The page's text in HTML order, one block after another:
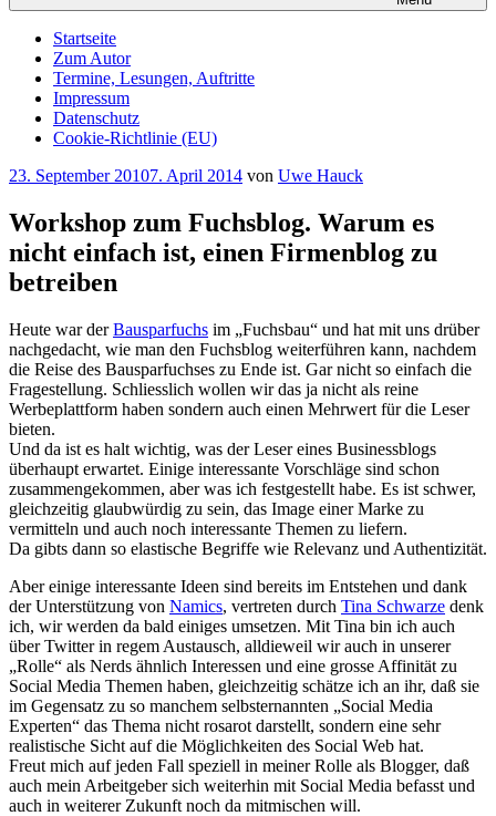
Startseite
Zum Autor
Termine, Lesungen, Auftritte
Impressum
Datenschutz
Cookie-Richtlinie (EU)
Veröffentlicht
23. September 20107. April 2014 von Uwe Hauck
Workshop zum Fuchsblog. Warum es
nicht einfach ist, einen Firmenblog zu
betreiben
Heute war derBausparfuchs im „Fuchsbau“ und hat mit uns drüber
nachgedacht, wie man den Fuchsblog weiterführen kann, nachdem
die Reise des Bausparfuchses zu Ende ist. Gar nicht so einfach die
Fragestellung. Schliesslich wollen wir das ja nicht als reine
Werbeplattform haben sondern auch einen Mehrwert für die Leser
bieten.
Und da ist es halt wichtig, was der Leser eines Businessblogs
überhaupt erwartet. Einige interessante Vorschläge sind schon
zusammengekommen, aber was ich festgestellt habe. Es ist schwer,
gleichzeitig glaubwürdig zu sein, das Image einer Marke zu
vermitteln und auch noch interessante Themen zu liefern.
Da gibts dann so elastische Begriffe wie Relevanz und Authentizität.
Aber einige interessante Ideen sind bereits im Entstehen und dank
der Unterstützung von Namics, vertreten durch Tina Schwarze denk
ich, wir werden da bald einiges umsetzen. Mit Tina bin ich auch
über Twitter in regem Austausch, alldieweil wir auch in unserer
„Rolle“ als Nerds ähnlich Interessen und eine grosse Affinität zu
Social Media Themen haben, gleichzeitig schätze ich an ihr, daß sie
im Gegensatz zu so manchem selbsternannten „Social Media
Experten“ das Thema nicht rosarot darstellt, sondern eine sehr
realistische Sicht auf die Möglichkeiten des Social Web hat.
Freut mich auf jeden Fall speziell in meiner Rolle als Blogger, daß
auch mein Arbeitgeber sich weiterhin mit Social Media befasst und
auch in weiterer Zukunft noch da mitmischen will.